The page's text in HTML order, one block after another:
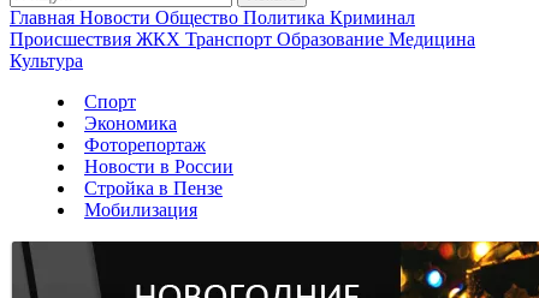
Главная Новости Общество Политика Криминал
Происшествия ЖКХ Транспорт Образование Медицина
Культура
Спорт
Экономика
Фоторепортаж
Новости в России
Стройка в Пензе
Мобилизация